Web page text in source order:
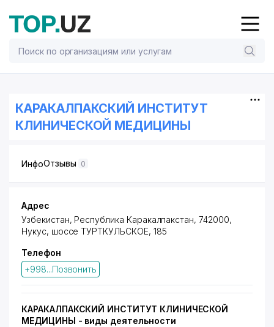
КАРАКАЛПАКСКИЙ ИНСТИТУТ
КЛИНИЧЕСКОЙ МЕДИЦИНЫ
ИнфоОтзывы 0
Адрес
Узбекистан, Республика Каракалпакстан, 742000,
Нукус, шоссе ТУРТКУЛЬСКОЕ, 185
Телефон
+998...Позвонить
КАРАКАЛПАКСКИЙ ИНСТИТУТ КЛИНИЧЕСКОЙ
МЕДИЦИНЫ - виды деятельности